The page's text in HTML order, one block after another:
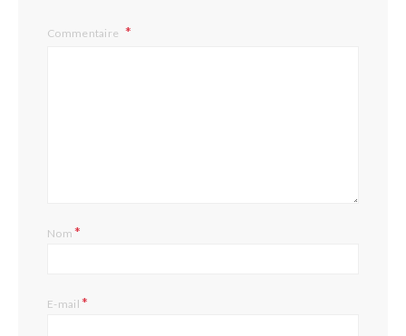
Commentaire
Nom*
E-mail*